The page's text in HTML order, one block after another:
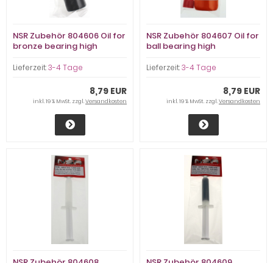
NSR Zubehör 804606 Oil for
bronze bearing high
Lieferzeit:3-4 Tage
8,79 EUR
inkl. 19 % MwSt. zzgl.Versandkosten
NSR Zubehör 804607 Oil for
ball bearing high
Lieferzeit:3-4 Tage
8,79 EUR
inkl. 19 % MwSt. zzgl.Versandkosten